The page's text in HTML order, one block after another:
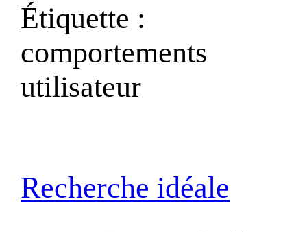
Étiquette :
comportements
utilisateur
Recherche idéale